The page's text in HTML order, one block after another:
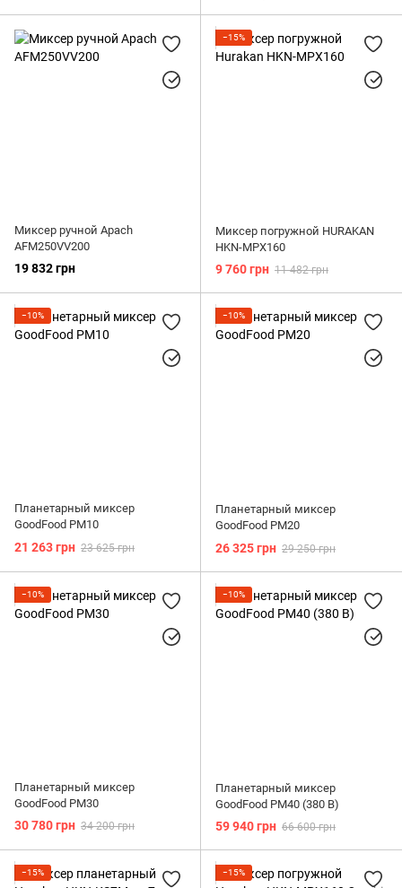
Миксер ручной Apach
AFM250VV200
19 832 грн
−15%
Миксер погружной HURAKAN
HKN-MPX160
9 760 грн 11 482 грн
−10%
Планетарный миксер
GoodFood PM10
21 263 грн 23 625 грн
−10%
Планетарный миксер
GoodFood PM20
26 325 грн 29 250 грн
−10%
Планетарный миксер
GoodFood PM30
30 780 грн 34 200 грн
−10%
Планетарный миксер
GoodFood PM40 (380 В)
59 940 грн 66 600 грн
−15% −15%